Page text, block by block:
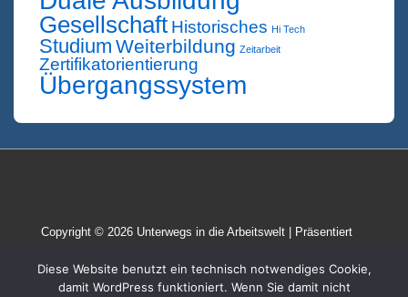
Gesellschaft Historisches Hi Tech
Studium Weiterbildung Zeitarbeit
Zertifikatorientierung
Übergangssystem
Copyright © 2026 Unterwegs in die Arbeitswelt
| Präsentiert
Diese Website benutzt ein technisch notwendiges Cookie,
damit WordPress funktioniert. Wenn Sie damit nicht